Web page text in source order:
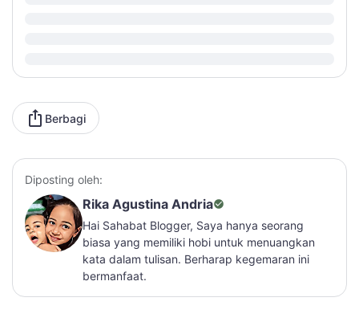
Berbagi
Diposting oleh:
Rika Agustina Andria
Hai Sahabat Blogger, Saya hanya seorang
biasa yang memiliki hobi untuk menuangkan
kata dalam tulisan. Berharap kegemaran ini
bermanfaat.